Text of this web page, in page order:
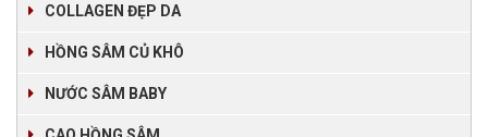
COLLAGEN ĐẸP DA
HỒNG SÂM CỦ KHÔ
NƯỚC SÂM BABY